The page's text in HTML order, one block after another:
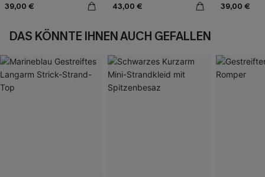
39,00 € 43,00 € 39,00 €
DAS KÖNNTE IHNEN AUCH GEFALLEN